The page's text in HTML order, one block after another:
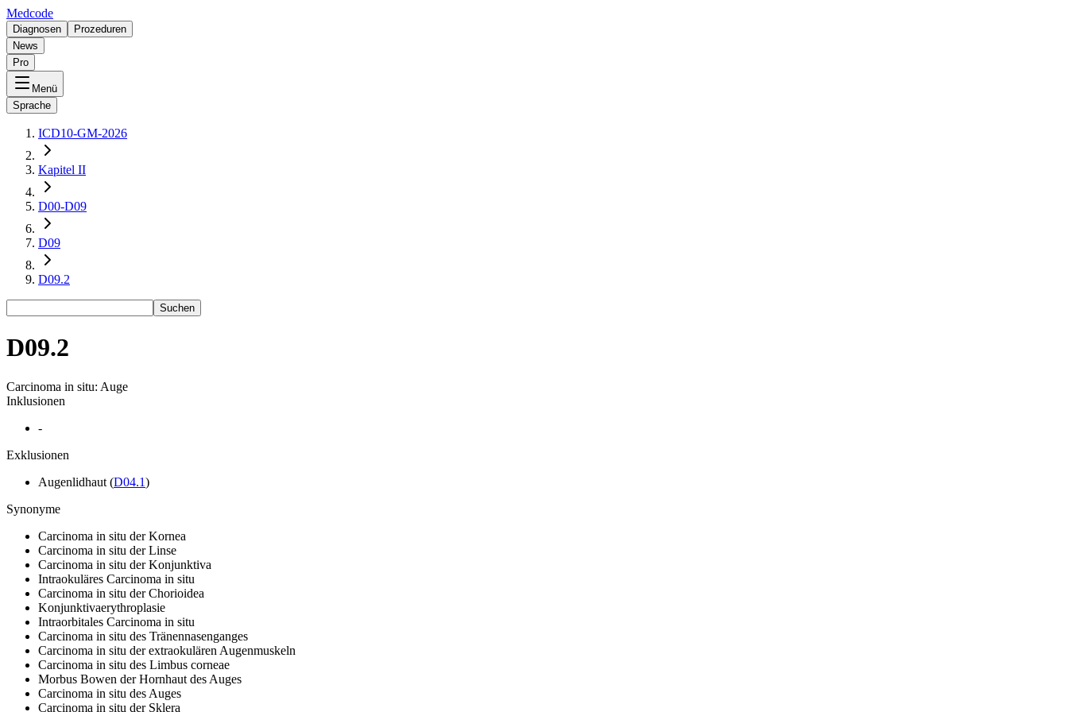
Medcode
Diagnosen
Prozeduren
News
Pro
Menü
Sprache
ICD10-GM-2026
Kapitel II
D00-D09
D09
D09.2
Suchen
D09.2
Carcinoma in situ: Auge
Inklusionen
-
Exklusionen
Augenlidhaut (D04.1)
Synonyme
Carcinoma in situ der Kornea
Carcinoma in situ der Linse
Carcinoma in situ der Konjunktiva
Intraokuläres Carcinoma in situ
Carcinoma in situ der Chorioidea
Konjunktivaerythroplasie
Intraorbitales Carcinoma in situ
Carcinoma in situ des Tränennasenganges
Carcinoma in situ der extraokulären Augenmuskeln
Carcinoma in situ des Limbus corneae
Morbus Bowen der Hornhaut des Auges
Carcinoma in situ des Auges
Carcinoma in situ der Sklera